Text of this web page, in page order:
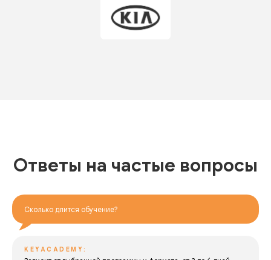
Ответы на частые вопросы
Сколько длится обучение?
KEYACADEMY: